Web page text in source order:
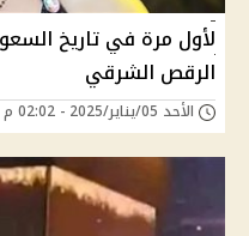
لأول مرة في تاريخ
الرقص الشرقي
الأحد 05/يناير/2025 - 02:02 م